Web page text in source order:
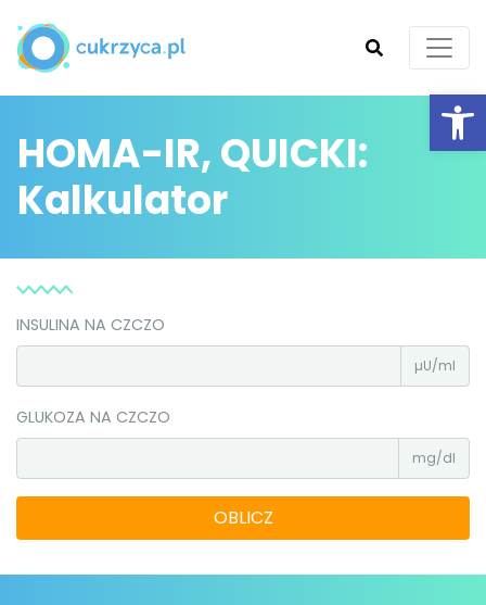
SZUKAJ
HOMA-IR, QUICKI:
Kalkulator
INSULINA NA CZCZO
µU/ml
GLUKOZA NA CZCZO
mg/dl
OBLICZ